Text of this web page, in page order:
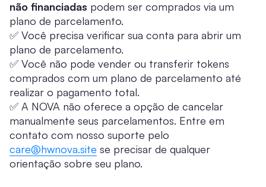
não financiadas podem ser comprados via um
plano de parcelamento.
✅ Você precisa verificar sua conta para abrir um
plano de parcelamento.
✅ Você não pode vender ou transferir tokens
comprados com um plano de parcelamento até
realizar o pagamento total.
✅ A NOVA não oferece a opção de cancelar
manualmente seus parcelamentos. Entre em
contato com nosso suporte pelo
care@hwnova.site se precisar de qualquer
orientação sobre seu plano.